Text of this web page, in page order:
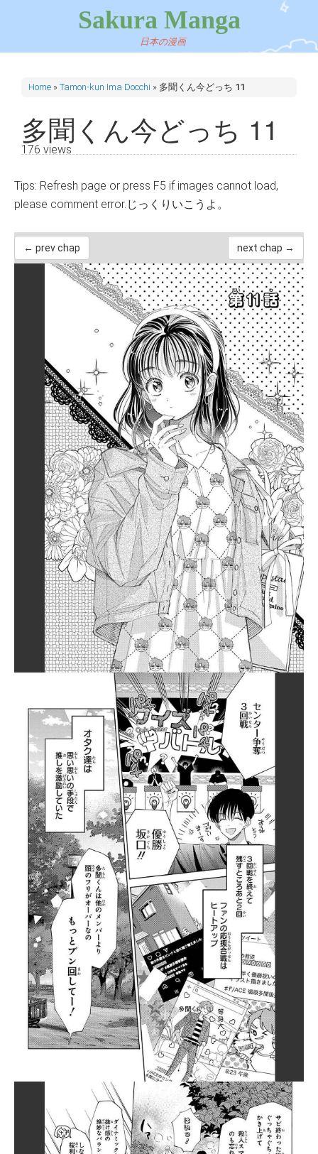
Sakura Manga
日本の漫画
Home » Tamon-kun Ima Docchi » 多聞くん今どっち 11
多聞くん今どっち 11
176 views
Tips: Refresh page or press F5 if images cannot load,
please comment error.じっくりいこうよ。
← prev chap next chap →